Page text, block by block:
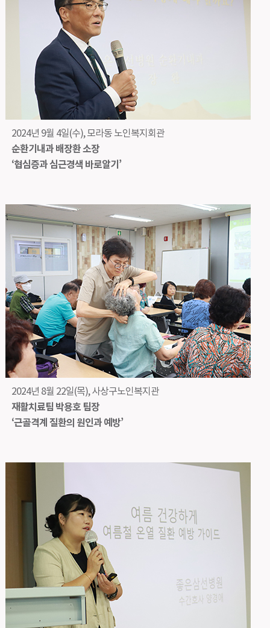
2024년 9월 4일(수), 모라동 노인복지회관
순환기내과 배장환 소장
‘협심증과 심근경색 바로알기’
2024년 8월 22일(목), 사상구노인복지관
재활치료팀 박용호 팀장
‘근골격계 질환의 원인과 예방’